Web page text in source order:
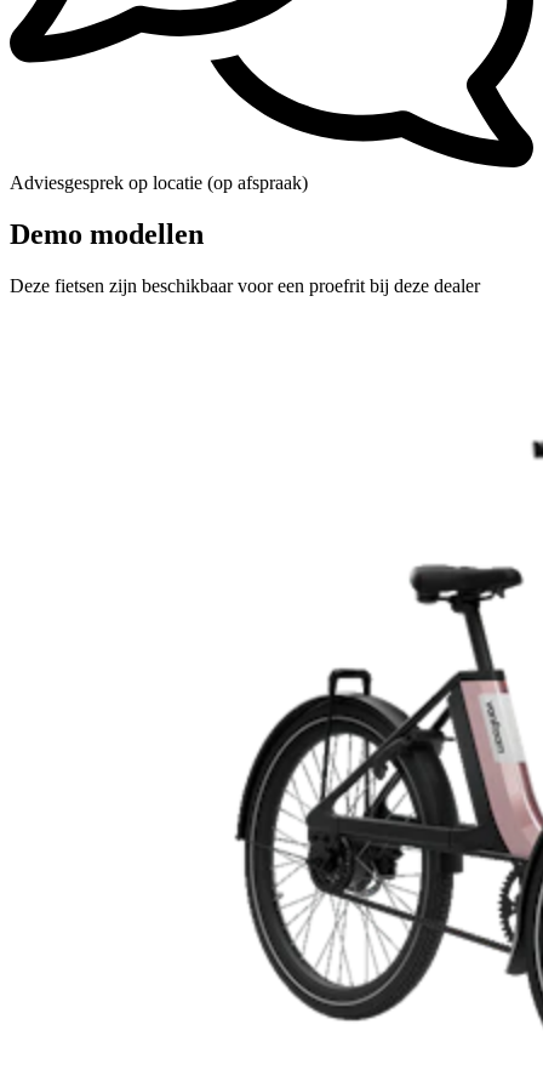
Adviesgesprek op locatie (op afspraak)
Demo modellen
Deze fietsen zijn beschikbaar voor een proefrit bij deze dealer